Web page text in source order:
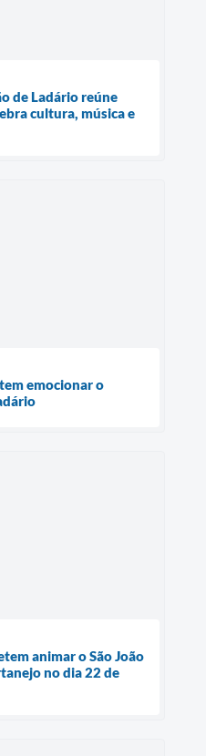
de Ladário reúne
cultura, música e
emocionar o
animar o São João
no dia 22 de